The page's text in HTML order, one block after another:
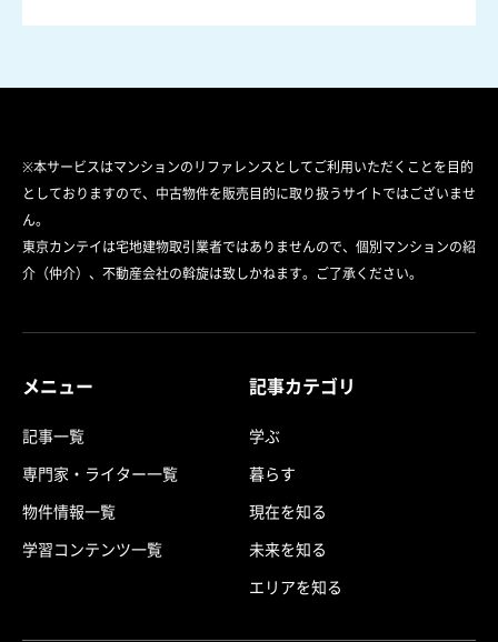
※本サービスはマンションのリファレンスとしてご利用いただくことを目的
としておりますので、中古物件を販売目的に取り扱うサイトではございませ
ん。
東京カンテイは宅地建物取引業者ではありませんので、個別マンションの紹
介（仲介）、不動産会社の斡旋は致しかねます。ご了承ください。
メニュー
記事一覧
専門家・ライター一覧
物件情報一覧
学習コンテンツ一覧
記事カテゴリ
学ぶ
暮らす
現在を知る
未来を知る
エリアを知る